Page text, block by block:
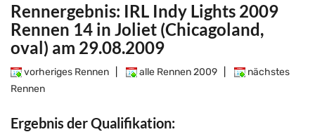
Rennergebnis: IRL Indy Lights 2009
Rennen 14 in Joliet (Chicagoland,
oval) am 29.08.2009
vorheriges Rennen alle Rennen 2009
nächstes
Rennen
Ergebnis der Qualifikation: